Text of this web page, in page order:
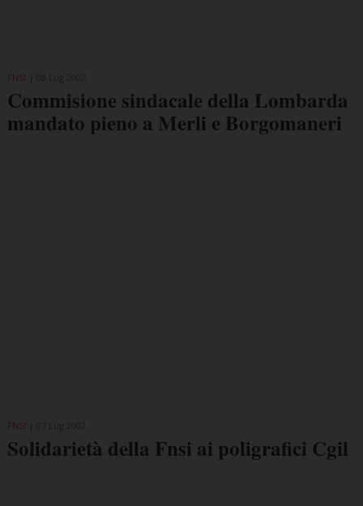
FNSI
Commisione sindacale della Lombarda
mandato pieno a Merli e Borgomaneri
FNSI
Solidarietà della Fnsi ai poligrafici Cgil